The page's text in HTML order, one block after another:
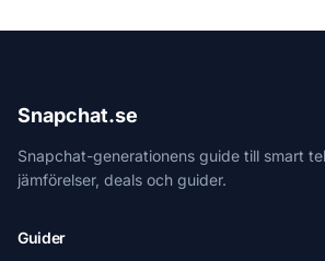
Snapchat.se
Snapchat-generationens guide till smart
jämförelser, deals och guider.
Guider